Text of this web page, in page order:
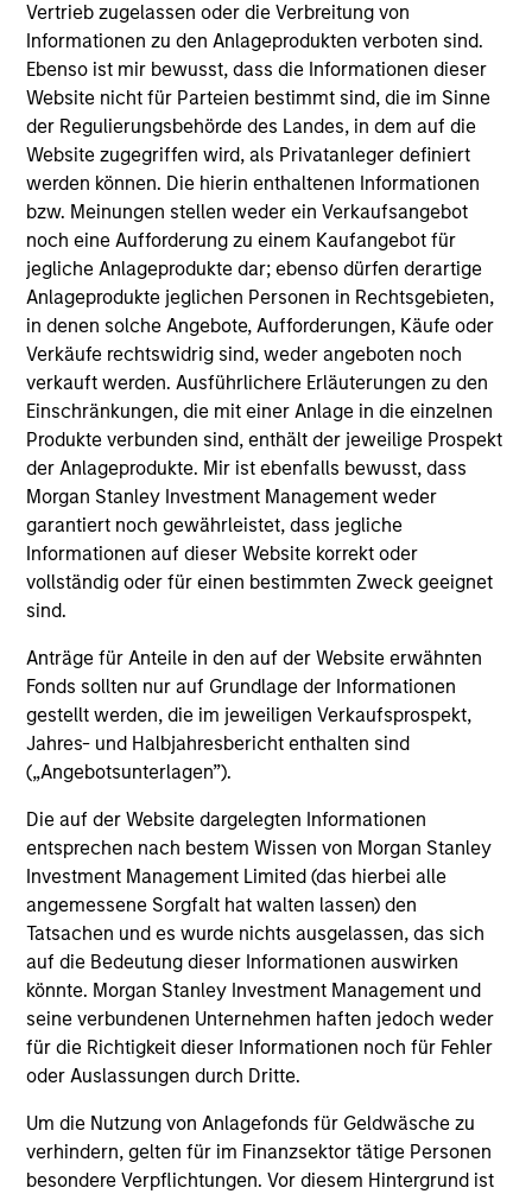
Vertrieb zugelassen oder die Verbreitung von
Informationen zu den Anlageprodukten verboten sind.
Ebenso ist mir bewusst, dass die Informationen dieser
Website nicht für Parteien bestimmt sind, die im Sinne
der Regulierungsbehörde des Landes, in dem auf die
Website zugegriffen wird, als Privatanleger definiert
werden können. Die hierin enthaltenen Informationen
bzw. Meinungen stellen weder ein Verkaufsangebot
noch eine Aufforderung zu einem Kaufangebot für
jegliche Anlageprodukte dar; ebenso dürfen derartige
Anlageprodukte jeglichen Personen in Rechtsgebieten,
in denen solche Angebote, Aufforderungen, Käufe oder
Verkäufe rechtswidrig sind, weder angeboten noch
verkauft werden. Ausführlichere Erläuterungen zu den
Einschränkungen, die mit einer Anlage in die einzelnen
Produkte verbunden sind, enthält der jeweilige Prospekt
der Anlageprodukte. Mir ist ebenfalls bewusst, dass
Morgan Stanley Investment Management weder
garantiert noch gewährleistet, dass jegliche
Informationen auf dieser Website korrekt oder
vollständig oder für einen bestimmten Zweck geeignet
sind.
Anträge für Anteile in den auf der Website erwähnten
Fonds sollten nur auf Grundlage der Informationen
gestellt werden, die im jeweiligen Verkaufsprospekt,
Jahres- und Halbjahresbericht enthalten sind
(„Angebotsunterlagen”).
Die auf der Website dargelegten Informationen
entsprechen nach bestem Wissen von Morgan Stanley
Investment Management Limited (das hierbei alle
angemessene Sorgfalt hat walten lassen) den
Tatsachen und es wurde nichts ausgelassen, das sich
auf die Bedeutung dieser Informationen auswirken
könnte. Morgan Stanley Investment Management und
seine verbundenen Unternehmen haften jedoch weder
für die Richtigkeit dieser Informationen noch für Fehler
oder Auslassungen durch Dritte.
Um die Nutzung von Anlagefonds für Geldwäsche zu
verhindern, gelten für im Finanzsektor tätige Personen
besondere Verpflichtungen. Vor diesem Hintergrund ist
management landscape through a
combination of expertise, resources and
strategies.
Resources
Our dedicated team offers client-focused
resources and expertise with technology-
based support and solutions.
Investment solutions
Strategies to meet a range of investor
cash-management needs – from liquidity
and money markets to ultra-short funds and
customized solutions.
Morgan Stanley Liquidity
Funds